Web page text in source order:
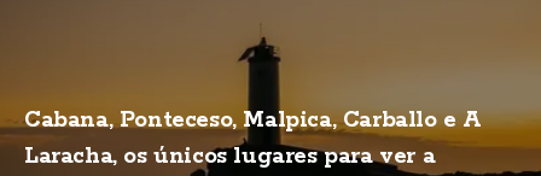
Cabana, Ponteceso, Malpica, Carballo e A
Laracha, os únicos lugares para ver a